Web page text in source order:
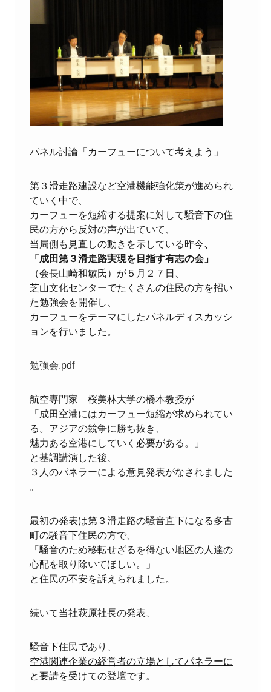
パネル討論「カーフューについて考えよう」
第３滑走路建設など空港機能強化策が進められ
ていく中で、
カーフューを短縮する提案に対して騒音下の住
民の方から反対の声が出ていて、
当局側も見直しの動きを示している昨今、
「成田第３滑走路実現を目指す有志の会」
（会長山崎和敏氏）が５月２７日、
芝山文化センターでたくさんの住民の方を招い
た勉強会を開催し、
カーフューをテーマにしたパネルディスカッシ
ョンを行いました。
勉強会.pdf
航空専門家 桜美林大学の橋本教授が
「成田空港にはカーフュー短縮が求められてい
る。アジアの競争に勝ち抜き、
魅力ある空港にしていく必要がある。」
と基調講演した後、
３人のパネラーによる意見発表がなされました
。
最初の発表は第３滑走路の騒音直下になる多古
町の騒音下住民の方で、
「騒音のため移転せざるを得ない地区の人達の
心配を取り除いてほしい。」
と住民の不安を訴えられました。
続いて当社萩原社長の発表、
騒音下住民であり、
空港関連企業の経営者の立場としてパネラーに
と要請を受けての登壇です。